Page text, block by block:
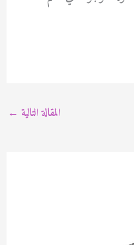
المقالة التالية ←